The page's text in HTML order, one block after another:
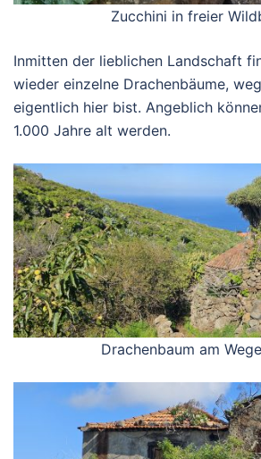
Zucchini in freier
Inmitten der lieblichen Landschaft
wieder einzelne Drachenbäume,
eigentlich hier bist. Angeblich
1.000 Jahre alt werden.
Drachenbaum am